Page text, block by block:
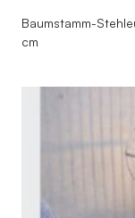
Baumstamm-
cm